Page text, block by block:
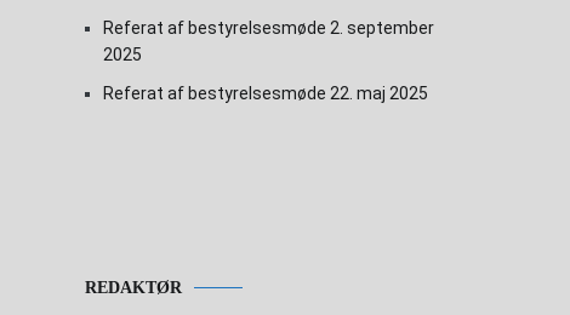
Referat af bestyrelsesmøde 2. september
2025
Referat af bestyrelsesmøde 22. maj 2025
REDAKTØR